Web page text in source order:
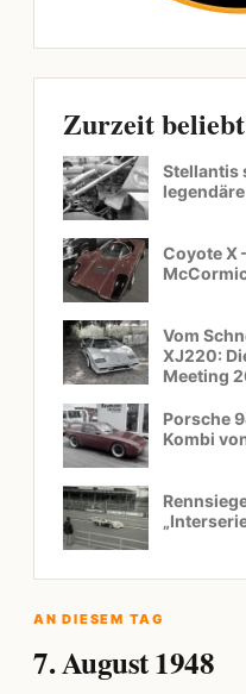
Zurzeit
Stellantis
Coyote X
Vom
XJ220:
Meeting
Porsche
Kombi
AN DIESEM TAG
7. August 1948